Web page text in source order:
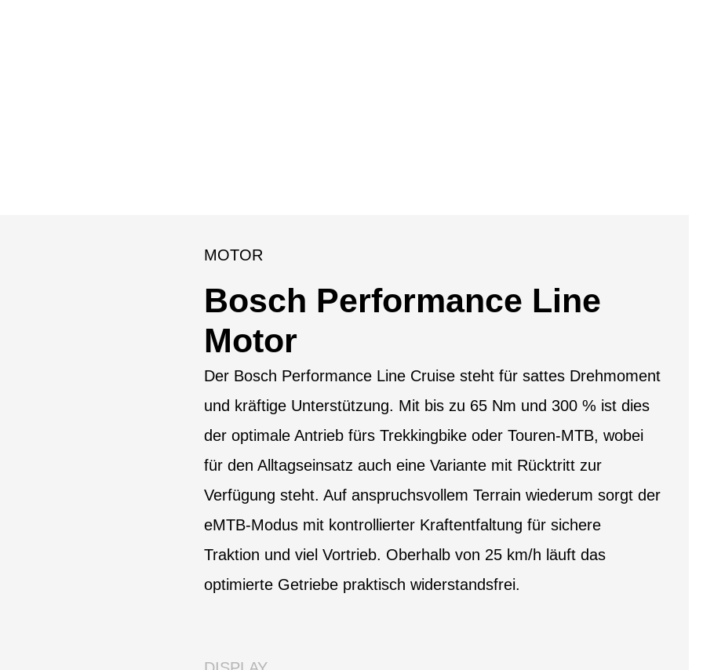
MOTOR
Bosch Performance Line
Motor
Der Bosch Performance Line Cruise steht für sattes Drehmoment
und kräftige Unterstützung. Mit bis zu 65 Nm und 300 % ist dies
der optimale Antrieb fürs Trekkingbike oder Touren-MTB, wobei
für den Alltagseinsatz auch eine Variante mit Rücktritt zur
Verfügung steht. Auf anspruchsvollem Terrain wiederum sorgt der
eMTB-Modus mit kontrollierter Kraftentfaltung für sichere
Traktion und viel Vortrieb. Oberhalb von 25 km/h läuft das
optimierte Getriebe praktisch widerstandsfrei.